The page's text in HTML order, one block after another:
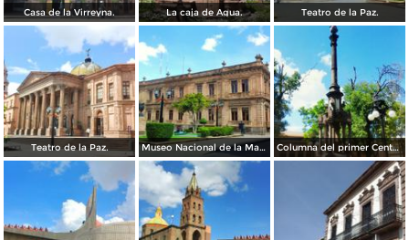
Casa de la Virreyna. La caja de Agua. Teatro de la Paz.
Teatro de la Paz. Museo Nacional de la Mascara. Columna del primer Centenario de Mexico.